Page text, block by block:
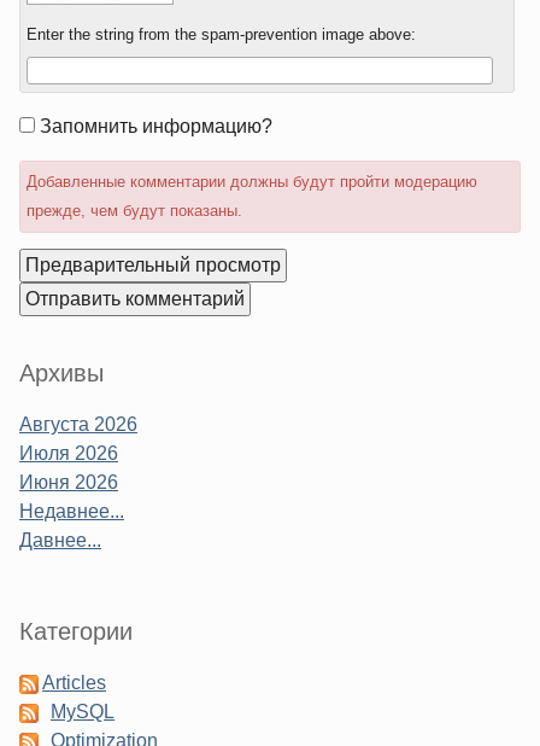
Enter the string from the spam-prevention image above:
FormЗапомнить информацию?
Добавленные комментарии должны будут пройти модерацию
прежде, чем будут показаны.
Sidebar
Архивы
Августа 2026
Июля 2026
Июня 2026
Недавнее...
Давнее...
Категории
Articles
MySQL
Optimization